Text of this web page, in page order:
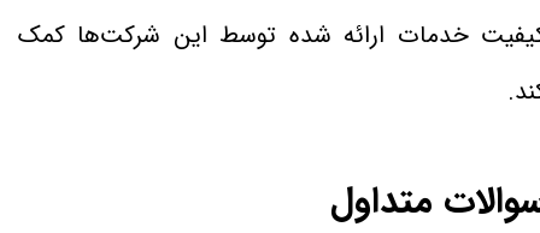
خدمات ارائه شده توسط این شرکت‌ها کمک
متداول